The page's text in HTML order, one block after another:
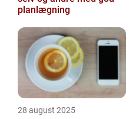
planlægning
28 august 2025